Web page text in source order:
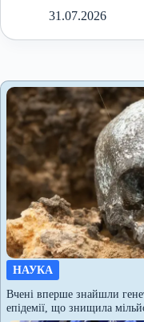
31.07.2026
НАУКА
Вчені вперше знайшли
епідемії, що знищила